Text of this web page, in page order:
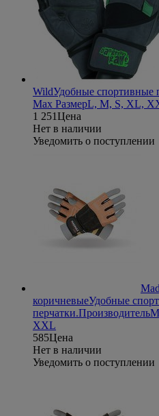
WildУдобные спортивные
Max РазмерL, M, S, XL,
1 251Цена
Нет в наличии
Уведомить о поступлении
коричневыеУдобные
перчатки.Производитель
XXL
585Цена
Нет в наличии
Уведомить о поступлении